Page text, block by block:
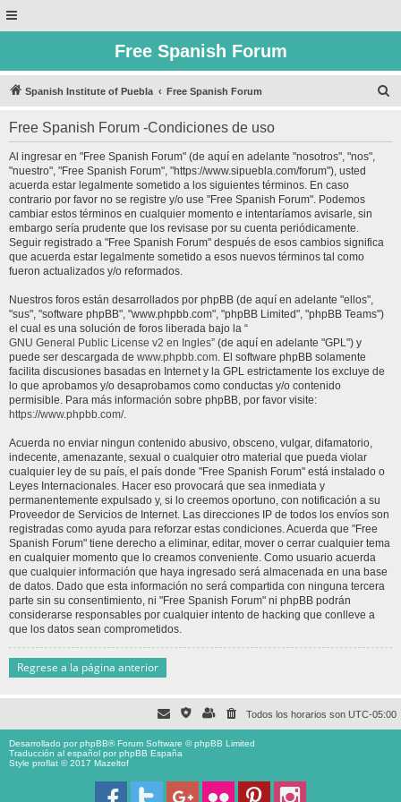
Free Spanish Forum
Spanish Institute of Puebla Free Spanish Forum
Free Spanish Forum -Condiciones de uso
Al ingresar en "Free Spanish Forum" (de aquí en adelante "nosotros", "nos",
"nuestro", "Free Spanish Forum", "https://www.sipuebla.com/forum"), usted
acuerda estar legalmente sometido a los siguientes términos. En caso
contrario por favor no se registre y/o use "Free Spanish Forum". Podemos
cambiar estos términos en cualquier momento e intentaríamos avisarle, sin
embargo sería prudente que los revisase por su cuenta periódicamente.
Seguir registrado a "Free Spanish Forum" después de esos cambios significa
que acuerda estar legalmente sometido a esos nuevos términos tal como
fueron actualizados y/o reformados.
Nuestros foros están desarrollados por phpBB (de aquí en adelante "ellos",
"sus", "software phpBB", "www.phpbb.com", "phpBB Limited", "phpBB Teams")
el cual es una solución de foros liberada bajo la “
GNU General Public License v2 en Ingles” (de aquí en adelante "GPL") y
puede ser descargada de www.phpbb.com. El software phpBB solamente
facilita discusiones basadas en Internet y la GPL estrictamente los excluye de
lo que aprobamos y/o desaprobamos como conductas y/o contenido
permisible. Para más información sobre phpBB, por favor visite:
https://www.phpbb.com/.
Acuerda no enviar ningun contenido abusivo, obsceno, vulgar, difamatorio,
indecente, amenazante, sexual o cualquier otro material que pueda violar
cualquier ley de su país, el país donde "Free Spanish Forum" está instalado o
Leyes Internacionales. Hacer eso provocará que sea inmediata y
permanentemente expulsado y, si lo creemos oportuno, con notificación a su
Proveedor de Servicios de Internet. Las direcciones IP de todos los envíos son
registradas como ayuda para reforzar estas condiciones. Acuerda que "Free
Spanish Forum" tiene derecho a eliminar, editar, mover o cerrar cualquier tema
en cualquier momento que lo creamos conveniente. Como usuario acuerda
que cualquier información que haya ingresado será almacenada en una base
de datos. Dado que esta información no será compartida con ninguna tercera
parte sin su consentimiento, ni "Free Spanish Forum" ni phpBB podrán
considerarse responsables por cualquier intento de hacking que conlleve a
que los datos sean comprometidos.
Regrese a la página anterior
Todos los horarios son UTC-05:00
Desarrollado porphpBB® Forum Software © phpBB Limited
Traducción al español porphpBB España
Style proflat © 2017 Mazeltof